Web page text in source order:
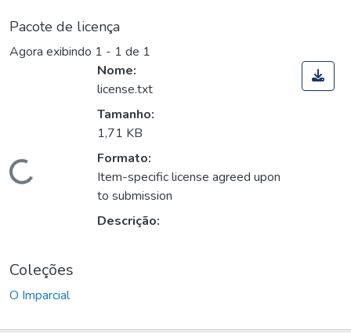
Pacote de licença
Agora exibindo 1 - 1 de 1
Carregando...
Nome:
license.txt
Tamanho:
1,71 KB
Formato:
Item-specific license agreed upon
to submission
Descrição:
Coleções
O Imparcial